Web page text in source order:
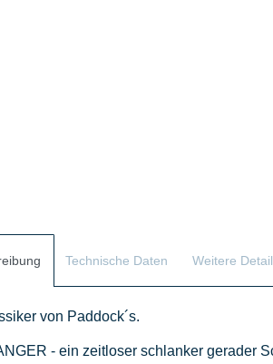
Technische Daten Weitere
von Paddock´s.
- ein zeitloser schlanker gerader